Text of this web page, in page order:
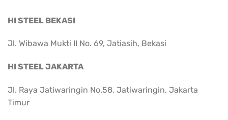
HI STEEL BEKASI
Jl. Wibawa Mukti II No. 69, Jatiasih, Bekasi
HI STEEL JAKARTA
Jl. Raya Jatiwaringin No.58, Jatiwaringin, Jakarta
Timur